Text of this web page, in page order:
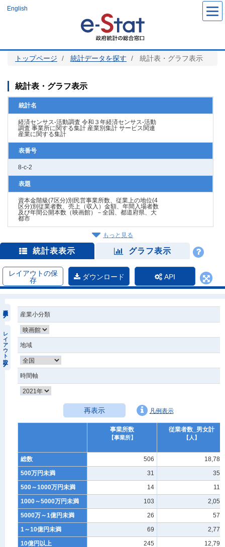
ツ
English
トップページ 統計データを探す 統計表・グラフ表示
統計表・グラフ表示
統計名
経済センサス‐活動調査 令和３年経済センサス‐活動
調査 事業所に関する集計 産業別集計 サービス関連
産業に関する集計
表番号
8-c-2
表題
資本金階級(7区分)別民営事業所数、従業上の地位(4
区分)別従業者数、売上（収入）金額、年間入場者数
及び年間公開本数（映画館）－全国、都道府県、大
都市
もっと見る
統計表表示 グラフ表示
レイアウトの保
存
ダウンロード API
レイアウト設定
産業小分類
地域
時間軸
再表示 凡例表示
事業所数
【事業所】
従業者数_男女計
【人】
総数 506
18,789
500万円未満
31
355
500～1000万円未満
14
118
1000～5000万円未満
103
2,051
5000万～1億円未満
26
572
1～10億円未満
69
2,777
10億円以上
245
12,795